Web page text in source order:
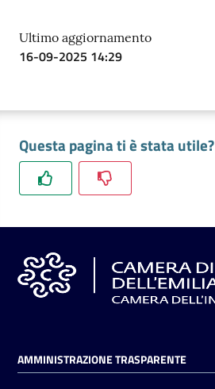
Accedi
Registrati
Seguici
su
Ultimo aggiornamento
16-09-2025 14:29
Questa pagina ti è stata utile?
AMMINISTRAZIONE TRASPARENTE